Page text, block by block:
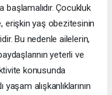
Çocukluk
erişkin yaş obezitesinin
Bu nedenle ailelerin,
yeterli ve
konusunda
alışkanlıklarının